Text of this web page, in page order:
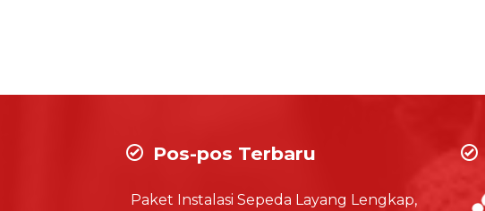
Pos-pos Terbaru
Paket Instalasi Sepeda Layang Lengkap,